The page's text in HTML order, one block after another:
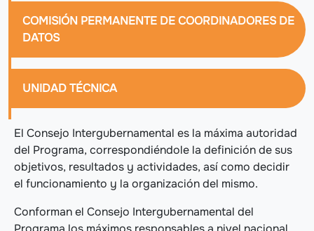
COMISIÓN PERMANENTE DE COORDINADORES DE
DATOS
UNIDAD TÉCNICA
El Consejo Intergubernamental es la máxima autoridad
del Programa, correspondiéndole la definición de sus
objetivos, resultados y actividades, así como decidir
el funcionamiento y la organización del mismo.
Conforman el Consejo Intergubernamental del